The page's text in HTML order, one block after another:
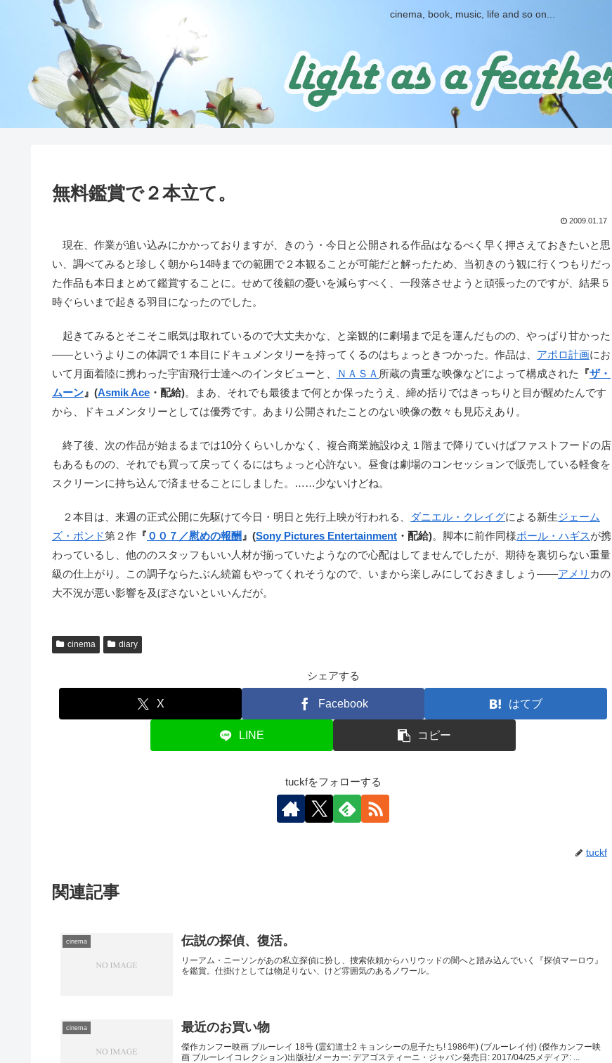
cinema, book, music, life and so on...
無料鑑賞で２本立て。
2009.01.17
現在、作業が追い込みにかかっておりますが、きのう・今日と公開される作品はなるべく早く押さえておきたいと思
い、調べてみると珍しく朝から14時までの範囲で２本観ることが可能だと解ったため、当初きのう観に行くつもりだっ
た作品も本日まとめて鑑賞することに。せめて後顧の憂いを減らすべく、一段落させようと頑張ったのですが、結果５
時ぐらいまで起きる羽目になったのでした。
起きてみるとそこそこ眠気は取れているので大丈夫かな、と楽観的に劇場まで足を運んだものの、やっぱり甘かった
――というよりこの体調で１本目にドキュメンタリーを持ってくるのはちょっときつかった。作品は、 アポロ計画にお
いて月面着陸に携わった宇宙飛行士達へのインタビューと、
ＮＡＳＡ 所蔵の貴重な映像などによって構成された 『ザ・
ムーン 』(Asmik Ace ・配給)。まあ、それでも最後まで何とか保ったうえ、締め括りではきっちりと目が醒めたんです
から、ドキュメンタリーとしては優秀です。あまり公開されたことのない映像の数々も見応えあり。
終了後、次の作品が始まるまでは10分くらいしかなく、複合商業施設ゆえ１階まで降りていけばファストフードの店
もあるものの、それでも買って戻ってくるにはちょっと心許ない。昼食は劇場のコンセッションで販売している軽食を
スクリーンに持ち込んで済ませることにしました。……少ないけどね。
２本目は、来週の正式公開に先駆けて今日・明日と先行上映が行われる、 ダニエル・クレイグによる新生ジェーム
ズ・ボンド第２作 『 ００７／慰めの報酬 』(Sony Pictures Entertainment ・配給)。脚本に前作同様ポール・ハギスが携
わっているし、他ののスタッフもいい人材が揃っていたようなので心配はしてませんでしたが、期待を裏切らない重量
級の仕上がり。この調子ならたぶん続篇もやってくれそうなので、いまから楽しみにしておきましょう――アメリ カの
大不況が悪い影響を及ぼさないといいんだが。
cinema diary
シェアする
X Facebook はてブ
LINE コピー
tuckfをフォローする
tuckf
関連記事
cinema 伝説の探偵、復活。
リーアム・ニーソンがあの私立探偵に扮し、捜索依頼からハリウッドの闇へと踏み込んでいく『探偵マーロウ』
を鑑賞。仕掛けとしては物足りない、けど雰囲気のあるノワール。
cinema 最近のお買い物
傑作カンフー映画 ブルーレイ 18号 (霊幻道士2 キョンシーの息子たち! 1986年) (ブルーレイ付) (傑作カンフー映
画 ブルーレイコレクション)出版社/メーカー: デアゴスティーニ・ジャパン発売日: 2017/04/25メディア: ...